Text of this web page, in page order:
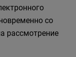
со
рассмотрение